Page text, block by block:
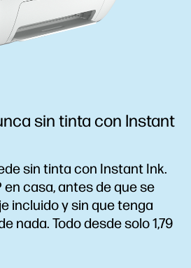
sin tinta con Instant
sin tinta con Instant Ink.
en casa, antes de que se
incluido y sin que tenga
nada. Todo desde solo 1,79